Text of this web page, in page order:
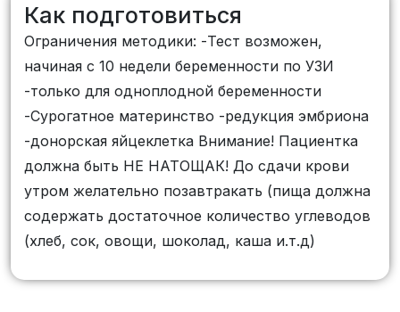
RhD плода+ генотипически положительный.
- Резус-фактор плода (RhD) RhD плода
неизвестен. Рекомендуют пройти тест еще
раз через пару недель. (т.к данный вариант
заключения является результатом
исследования - исследование является
проведенным. Сумма за исследование не
возвращается. Количество фетальной ДНК
зависит от индивидуальных особенностей
плода, матери и маточно-плацентарного
Как подготовиться
Ограничения методики: -Тест возможен,
начиная с 10 недели беременности по УЗИ
-только для одноплодной беременности
-Сурогатное материнство -редукция эмбриона
-донорская яйцеклетка Внимание! Пациентка
должна быть НЕ НАТОЩАК! До сдачи крови
утром желательно позавтракать (пища должна
содержать достаточное количество углеводов
(хлеб, сок, овощи, шоколад, каша и.т.д)